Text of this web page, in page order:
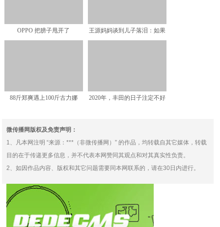
OPPO 把膀子甩开了
王源妈妈谈到儿子落泪：如果
88斤郑爽遇上100斤古力娜
2020年，丰田的日子注定不好
微传播网版权及免责声明：
1、凡本网注明 “来源：***（非微传播网）” 的作品，均转载自其它媒体，转载
目的在于传递更多信息，并不代表本网赞同其观点和对其真实性负责。
2、如因作品内容、版权和其它问题需要同本网联系的，请在30日内进行。